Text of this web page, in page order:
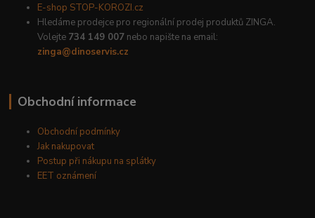
E-shop STOP-KOROZI.cz
Hledáme prodejce pro regionální prodej produktů ZINGA.
Volejte 734 149 007 nebo napište na email:
zinga@dinoservis.cz
Obchodní informace
Obchodní podmínky
Jak nakupovat
Postup při nákupu na splátky
EET oznámení